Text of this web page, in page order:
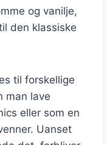
og vanilje,
den klassiske
til forskellige
man lave
eller som en
Uanset